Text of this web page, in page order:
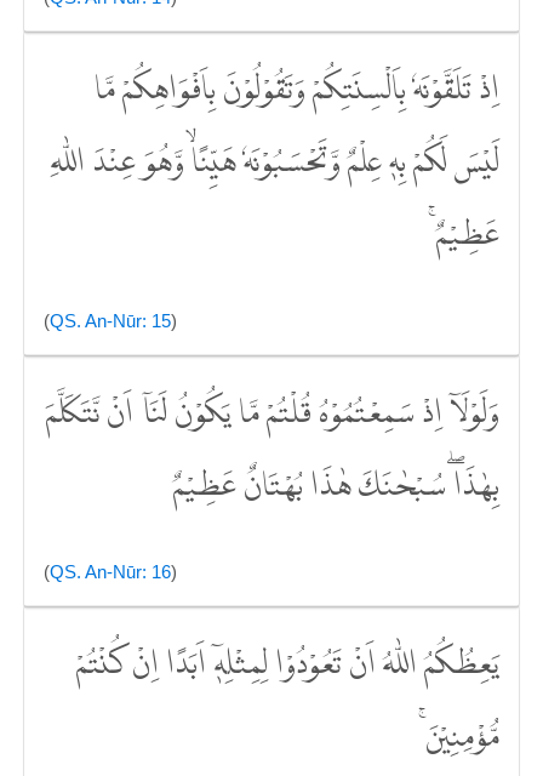
اِذْ تَلَقَّوْنَهٗ بِاَلْسِنَتِكُمْ وَتَقُوْلُوْنَ بِاَفْوَاهِكُمْ مَّا
لَيْسَ لَكُمْ بِهٖ عِلْمٌ وَّتَحْسَبُوْنَهٗ هَيِّنًاۙ وَّهُوَ عِنْدَ اللّٰهِ
عَظِيْمٌ ۚ
(QS. An-Nūr: 15)
وَلَوْلَآ اِذْ سَمِعْتُمُوْهُ قُلْتُمْ مَّا يَكُوْنُ لَنَآ اَنْ نَّتَكَلَّمَ
بِهٰذَاۖ سُبْحٰنَكَ هٰذَا بُهْتَانٌ عَظِيْمٌ
(QS. An-Nūr: 16)
يَعِظُكُمُ اللّٰهُ اَنْ تَعُوْدُوْا لِمِثْلِهٖٓ اَبَدًا اِنْ كُنْتُمْ
مُّؤْمِنِيْنَ ۚ